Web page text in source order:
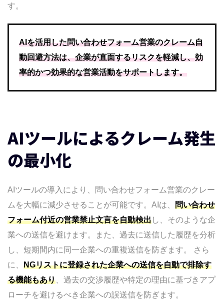
す。
AIを活用した問い合わせフォーム営業のクレーム自
動回避方法は、企業が直面するリスクを軽減し、効
率的かつ効果的な営業活動をサポートします。
AIツールによるクレーム発生
の最小化
AIツールの導入により、問い合わせフォーム営業のクレー
ムを大幅に減少させることが可能です。AIは、 問い合わせ
フォーム付近の営業禁止文言を自動検出し、そのような企
業への送信を避けます。また、過去に送信した履歴を分析
し、短期間内に同一企業への重複送信を防ぎます。 さら
に、 NGリストに登録された企業への送信を自動で排除す
る機能もあり 、過去の交渉履歴や特定の理由に基づきアプ
ローチを避けるべき企業への誤送信を防ぎます。